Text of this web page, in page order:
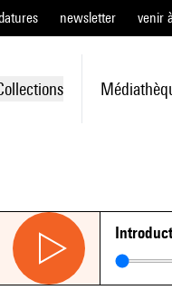
newsletter venir